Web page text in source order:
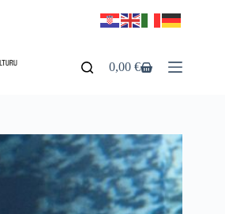
0,00€